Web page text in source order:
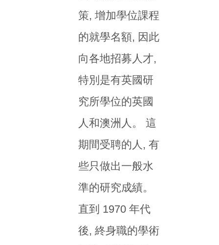
策, 增加學位課程
的就學名額, 因此
向各地招募人才,
特別是有英國研
究所學位的英國
人和澳洲人。 這
期間受聘的人, 有
些只做出一般水
準的研究成績。
直到 1970 年代
後, 終身職的學術